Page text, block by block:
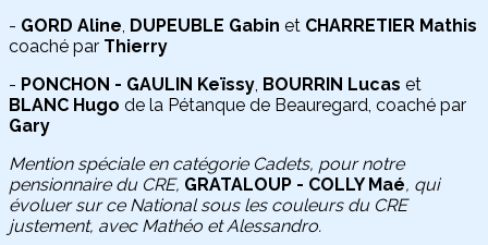
- GORD Aline, DUPEUBLE Gabin et CHARRETIER Mathis
coaché par Thierry
- PONCHON - GAULIN Keïssy, BOURRIN Lucas et
BLANC Hugo de la Pétanque de Beauregard, coaché par
Gary
Mention spéciale en catégorie Cadets, pour notre
pensionnaire du CRE, GRATALOUP - COLLY Maé, qui
évoluer sur ce National sous les couleurs du CRE
justement, avec Mathéo et Alessandro.